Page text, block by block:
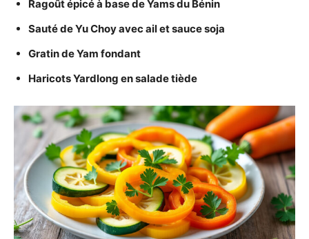
Ragoût épicé à base de Yams du Bénin
Sauté de Yu Choy avec ail et sauce soja
Gratin de Yam fondant
Haricots Yardlong en salade tiède